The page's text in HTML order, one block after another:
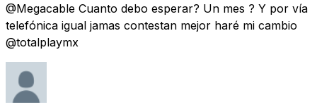
@Megacable Cuanto debo esperar? Un mes ? Y por vía
telefónica igual jamas contestan mejor haré mi cambio
@totalplaymx